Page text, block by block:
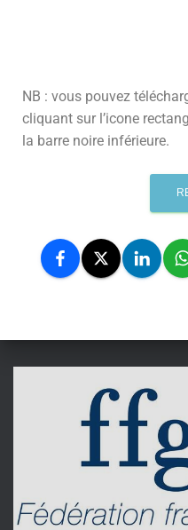
NB : vous pouvez
cliquant sur l’icone
la barre noire inférieure.